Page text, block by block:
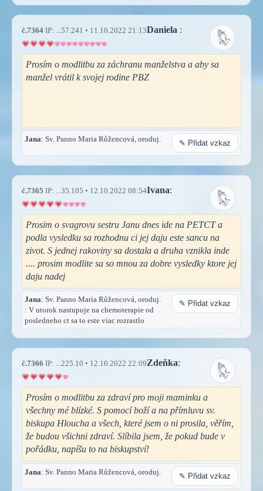
č.7364 IP: ...57.241 • 11.10.2022 21:13Daniela :
Prosím o modlitbu za záchranu manželstva a aby sa
manžel vrátil k svojej rodine PBZ
Jana: Sv. Panno Maria Růžencová, oroduj. ✎ Přidat vzkaz
č.7365 IP: ...35.105 • 12.10.2022 08:54Ivana:
Prosim o svagrovu sestru Janu dnes ide na PETCT a
podla vysledku sa rozhodnu ci jej daju este sancu na
zivot. S jednej rakoviny sa dostala a druha vznikla inde
.... prosim modlite sa so mnou za dobre vysledky ktore jej
daju nadej
Jana: Sv. Panno Maria Růžencová, oroduj.
: V utorok nastupuje na chemoterapie od
posledneho ct sa to este viac rozrastlo
✎ Přidat vzkaz
č.7366 IP: ...225.10 • 12.10.2022 22:09Zdeňka:
Prosím o modlitbu za zdraví pro moji maminku a
všechny mé blízké. S pomocí boží a na přímluvu sv.
biskupa Hloucha a všech, které jsem o ni prosila, věřím,
že budou všichni zdraví. Slíbila jsem, že pokud bude v
pořádku, napíšu to na biskupství!
Jana: Sv. Panno Maria Růžencová, oroduj. ✎ Přidat vzkaz